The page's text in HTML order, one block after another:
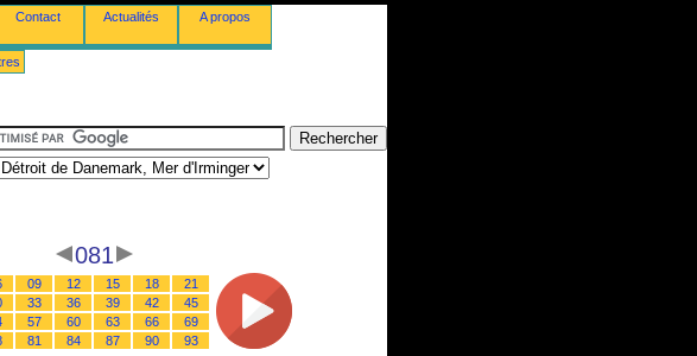
Contact Actualités A propos
081
09 12 15 18
21
33 36 39 42
45
57 60 63 66
69
81 84 87 90 93